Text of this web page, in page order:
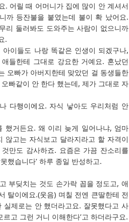
. 어릴 때 어머니가 집에 많이 안 계셔서
까 등잔불을 붙였는데 불이 확 났어요.
리 둘러봐도 도와주는 사람이 없으니까
.
이들도 나랑 똑같은 인생이 되겠구나,
들한테 그대로 강요한 거예요. 혼났던
오빠가 아버지한테 맞았던 걸 동생들한
빠같이 안 한다 했는데, 제가 그대로 자
다행이에요. 자식 낳아도 우리처럼 안
했거든요. 왜 이리 늦게 일어나냐, 엄마
고는 자식보고 달라지라고 할 자격이
만도 감사하죠. 요즘은 가끔 잔소리를
했습니다’ 하루 종일 반성하고.
부딪치는 것도 손가락 꼽을 정도고, 애
탈이에요.(웃음) 며칠 전엔 큰딸한테 전
제로는 안 했더라고요. 잘못했다고 사
고 그런 거니 이해한다’고 하더라구요.